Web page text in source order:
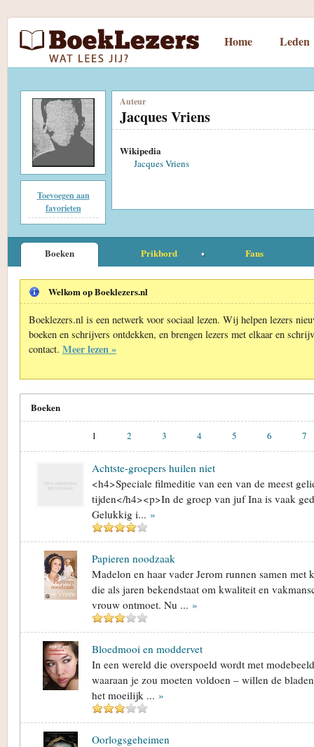
Home Leden
Toevoegen aan
favorieten
Auteur
Jacques Vriens
Wikipedia
Jacques Vriens
Boeken Prikbord Fans
Welkom op Boeklezers.nl
Boeklezers.nl is een netwerk voor sociaal lezen. Wij helpen lezers
boeken en schrijvers ontdekken, en brengen lezers met elkaar en
contact. Meer lezen »
Boeken
1 2 3 4 5 6 7
Achtste-groepers huilen niet
<h4>Speciale filmeditie van een van de meest
tijden</h4><p>In de groep van juf Ina is vaak
Gelukkig i... »
Papieren noodzaak
Madelon en haar vader Jerom runnen samen met
die als jaren bekendstaat om kwaliteit en
vrouw ontmoet. Nu ... »
Bloedmooi en moddervet
In een wereld die overspoeld wordt met
waaraan je zou moeten voldoen – willen de
het moeilijk ... »
Oorlogsgeheimen